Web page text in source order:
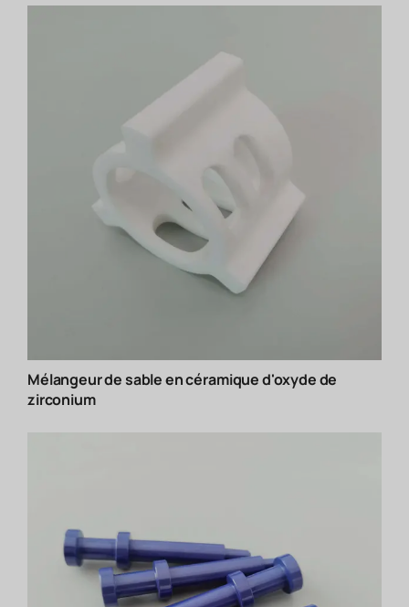
Mélangeur de sable en céramique d'oxyde de
zirconium